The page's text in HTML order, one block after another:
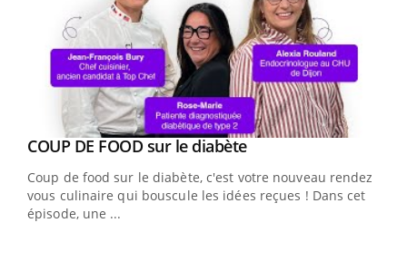
Youtube
COUP DE FOOD sur le diabèteYoutube
Coup de food sur le diabète, c'est votre nouveau rendez-
vous culinaire qui bouscule les idées reçues ! Dans cet
épisode, une ...